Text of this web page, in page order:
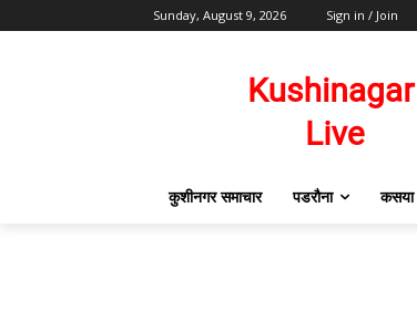
Sunday, August 9, 2026 Sign in / Join
कुशीनगर समाचार पडरौना कसया